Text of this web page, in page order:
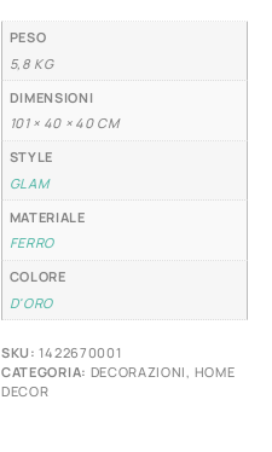
PESO
5,8 KG
DIMENSIONI
101 × 40 × 40 CM
STYLE
GLAM
MATERIALE
FERRO
COLORE
D'ORO
SKU:1422670001
CATEGORIA: DECORAZIONI HOME
DECOR